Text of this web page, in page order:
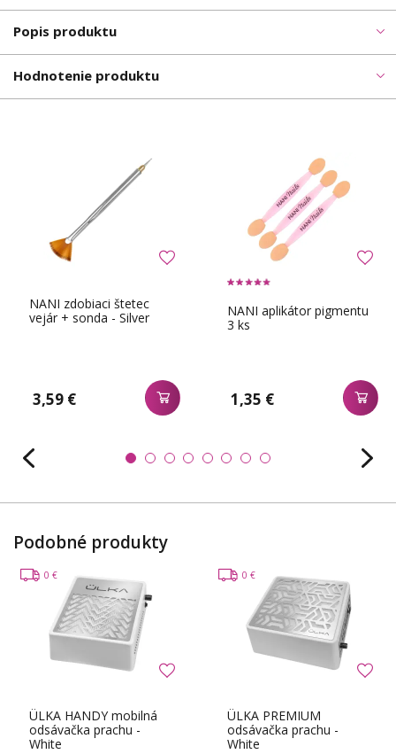
Popis produktu
Hodnotenie produktu
NANI zdobiaci štetec
vejár + sonda - Silver
3,59 €
NANI aplikátor pigmentu
3 ks
1,35 €
Podobné produkty
ÜLKA HANDY mobilná
odsávačka prachu -
White
0 €
ÜLKA PREMIUM
odsávačka prachu -
White
0 €